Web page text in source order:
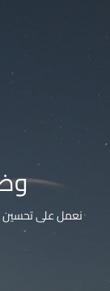
نعمل على تحسين